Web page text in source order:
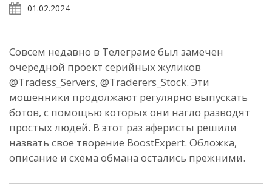
01.02.2024
Совсем недавно в Телеграме был замечен
очередной проект серийных жуликов
@Tradess_Servers, @Traderers_Stock. Эти
мошенники продолжают регулярно выпускать
ботов, с помощью которых они нагло разводят
простых людей. В этот раз аферисты решили
назвать свое творение BoostExpert. Обложка,
описание и схема обмана остались прежними.